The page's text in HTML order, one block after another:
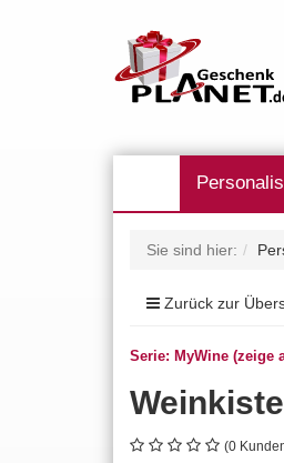
Sie sind hier:
Zurück zur
Serie: MyWine (zeige
(0